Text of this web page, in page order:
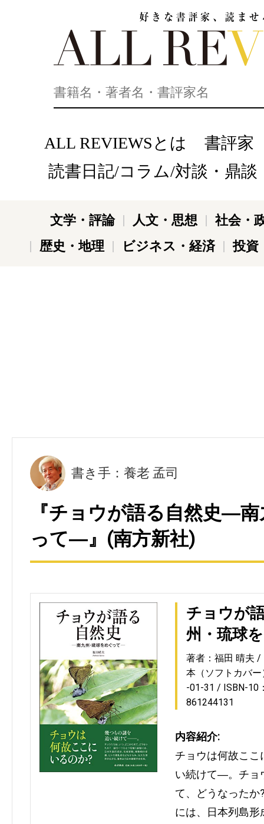
ALL REVIEWSとは
書評家
読書日記/コラム/対談・鼎談
文学・評論 人文・思想
社会・
歴史・地理
ビジネス・経済 投資
書き手：養老 孟司
『チョウが語る自然史―
って―』(南方新社)
チョウが
州・琉球
著者：福田 晴夫
本（ソフトカバ
-01-31
ISBN-10
861244131
内容紹介:
チョウは何故ここ
い続けて―。チョ
て、どうなったか
には、日本列島